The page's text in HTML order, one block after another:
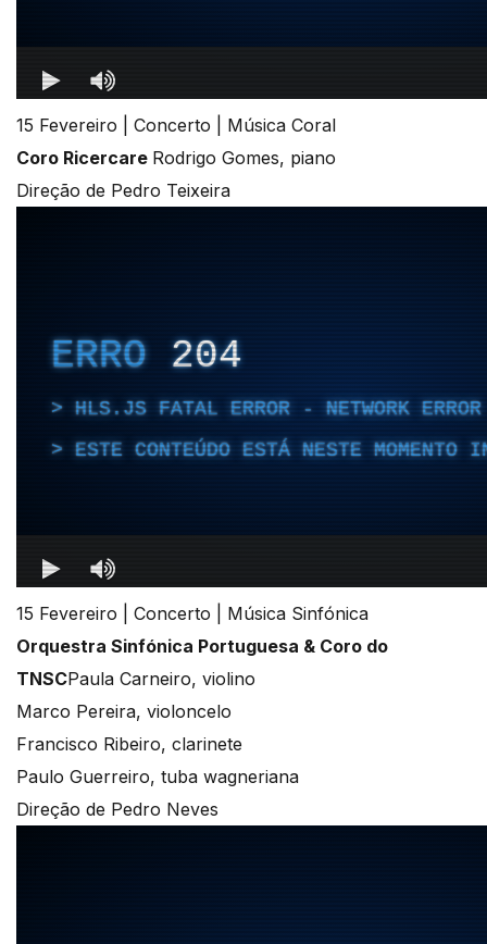
15 Fevereiro | Concerto | Música Coral
Coro Ricercare Rodrigo Gomes, piano
Direção de Pedro Teixeira
15 Fevereiro | Concerto | Música Sinfónica
Orquestra Sinfónica Portuguesa & Coro do
TNSCPaula Carneiro, violino
Marco Pereira, violoncelo
Francisco Ribeiro, clarinete
Paulo Guerreiro, tuba wagneriana
Direção de Pedro Neves